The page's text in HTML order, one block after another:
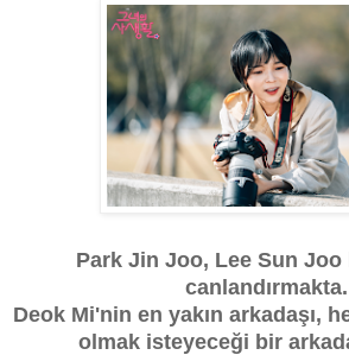
Park Jin Joo, Lee Sun
canlandırmakta.
Deok Mi'nin en yakın arkadaşı,
olmak isteyeceği bir